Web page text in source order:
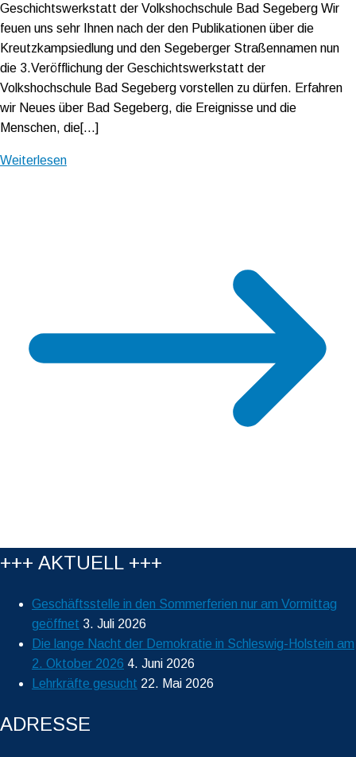
Geschichtswerkstatt der Volkshochschule Bad Segeberg Wir
feuen uns sehr Ihnen nach der den Publikationen über die
Kreutzkampsiedlung und den Segeberger Straßennamen nun
die 3.Veröfflichung der Geschichtswerkstatt der
Volkshochschule Bad Segeberg vorstellen zu dürfen. Erfahren
wir Neues über Bad Segeberg, die Ereignisse und die
Menschen, die[…]
Weiterlesen
+++ AKTUELL +++
Geschäftsstelle in den Sommerferien nur am Vormittag
geöffnet 3. Juli 2026
Die lange Nacht der Demokratie in Schleswig-Holstein am
2. Oktober 2026 4. Juni 2026
Lehrkräfte gesucht 22. Mai 2026
ADRESSE